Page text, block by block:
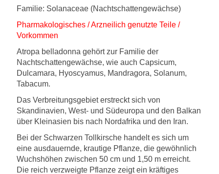
Familie: Solanaceae (Nachtschattengewächse)
Pharmakologisches / Arzneilich genutzte Teile /
Vorkommen
Atropa belladonna gehört zur Familie der
Nachtschattengewächse, wie auch Capsicum,
Dulcamara, Hyoscyamus, Mandragora, Solanum,
Tabacum.
Das Verbreitungsgebiet erstreckt sich von
Skandinavien, West- und Südeuropa und den Balkan
über Kleinasien bis nach Nordafrika und den Iran.
Bei der Schwarzen Tollkirsche handelt es sich um
eine ausdauernde, krautige Pflanze, die gewöhnlich
Wuchshöhen zwischen 50 cm und 1,50 m erreicht.
Die reich verzweigte Pflanze zeigt ein kräftiges